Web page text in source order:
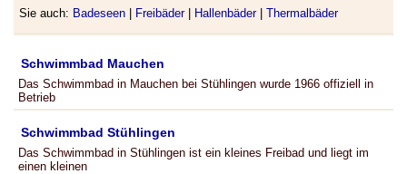
Sie auch: Badeseen Freibäder| Hallenbäder| Thermalbäder
Schwimmbad Mauchen
Das Schwimmbad in Mauchen bei Stühlingen wurde 1966 offiziell in
Betrieb
Schwimmbad Stühlingen
Das Schwimmbad in Stühlingen ist ein kleines Freibad und liegt im
einen kleinen